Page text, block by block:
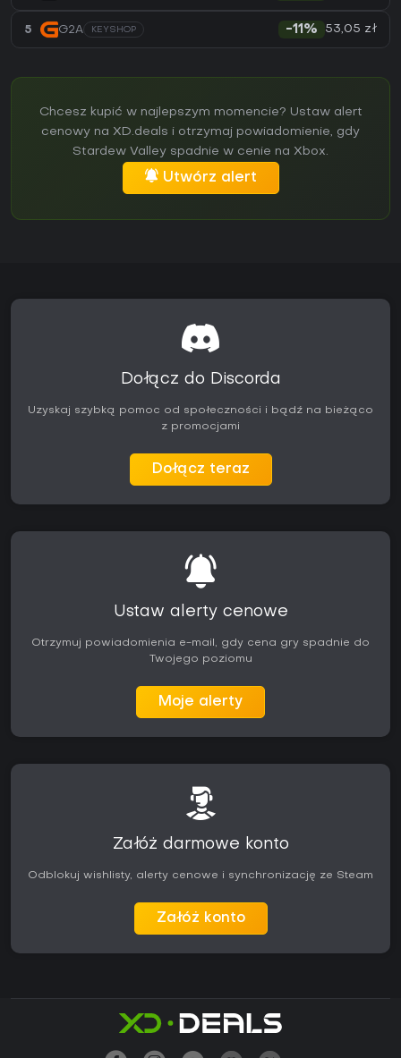
5 G2A KEYSHOP -11% 53,05 zł
Chcesz kupić w najlepszym momencie? Ustaw alert
cenowy na XD.deals i otrzymaj powiadomienie, gdy
Stardew Valley spadnie w cenie na Xbox.
Utwórz alert
Dołącz do Discorda
Uzyskaj szybką pomoc od społeczności i bądź na bieżąco
z promocjami
Dołącz teraz
Ustaw alerty cenowe
Otrzymuj powiadomienia e-mail, gdy cena gry spadnie do
Twojego poziomu
Moje alerty
Załóż darmowe konto
Odblokuj wishlisty, alerty cenowe i synchronizację ze Steam
Załóż konto